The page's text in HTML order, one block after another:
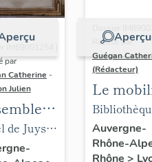
IM69001254 |
par
Catherine -
Julien
de Juys,
de la
Aperçu
Dossier
Réalisé par
Guégan
(Rédacteur)
Le
de la
et du
médaillier
collège de
Auvergne-
Rhône-
Rhône >